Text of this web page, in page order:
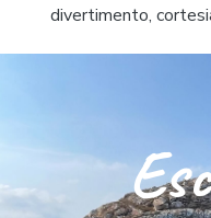
divertimento,